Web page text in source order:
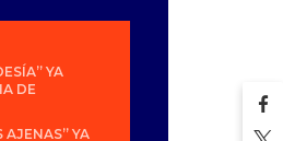
YA
DE
AJENAS” YA